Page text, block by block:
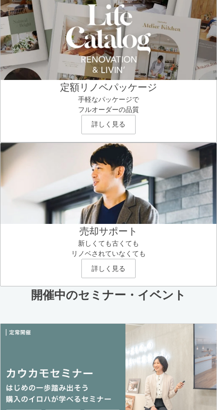
定額リノベパッケージ
手軽なパッケージで
フルオーダーの品質
詳しく見る
売却サポート
新しくても古くても
リノベされていなくても
詳しく見る
開催中のセミナー・イベント